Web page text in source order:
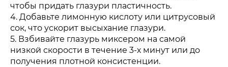
чтобы придать глазури пластичность.
4. Добавьте лимонную кислоту или цитрусовый
сок, что ускорит высыхание глазури.
5. Взбивайте глазурь миксером на самой
низкой скорости в течение 3-х минут или до
получения плотной консистенции.